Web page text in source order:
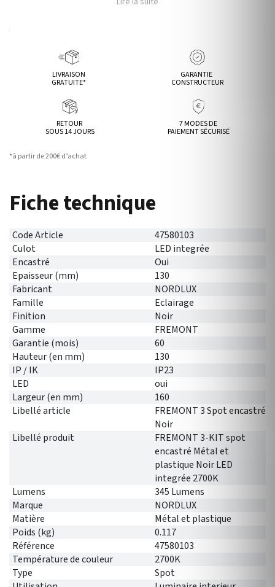
LIVRAISON
GRATUITE*
GARANTIE
CONSTRUCTEUR
RETOUR
SOUS 14 JOURS
7 MODES DE
PAIEMENT SÉCURISÉ
*à partir de 200€ d’achat
Fiche technique
Code Article
47580103
Culot
LED integrée
Encastré
Oui
Epaisseur (mm)
130
Fabricant
NORDLUX
Famille
Eclairage
Finition
Noir
Gamme
FREMONT
Garantie (mois)
60
Hauteur (en mm)
130
IP / IK
IP23
LED
oui
Largeur (en mm)
160
Libellé article
FREMONT 3 Spot encastré
Noir
Libellé produit
FREMONT 3-KIT spot
encastré Métal et
plastique Noir LED
integrée 2700K
Lumens
345 Lumens
Marque
NORDLUX
Matière
Métal et plastique
Poids (kg)
0.117
Référence
47580103
Température de couleur
2700K
Type
Spot